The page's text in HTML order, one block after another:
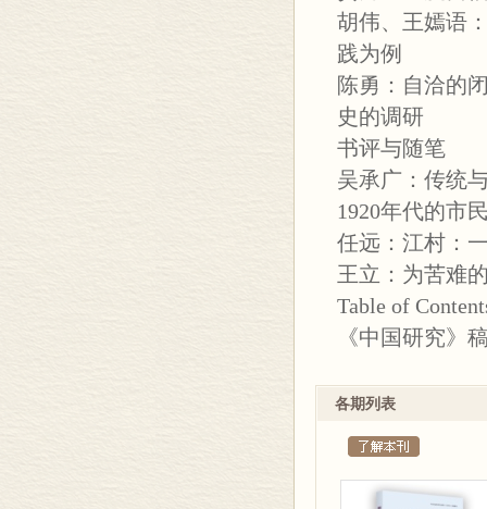
胡伟、王嫣语
践为例
陈勇：自洽的
史的调研
书评与随笔
吴承广：传统
1920年代的市
任远：江村：
王立：为苦难
Table of
《中国研究》
各期列表